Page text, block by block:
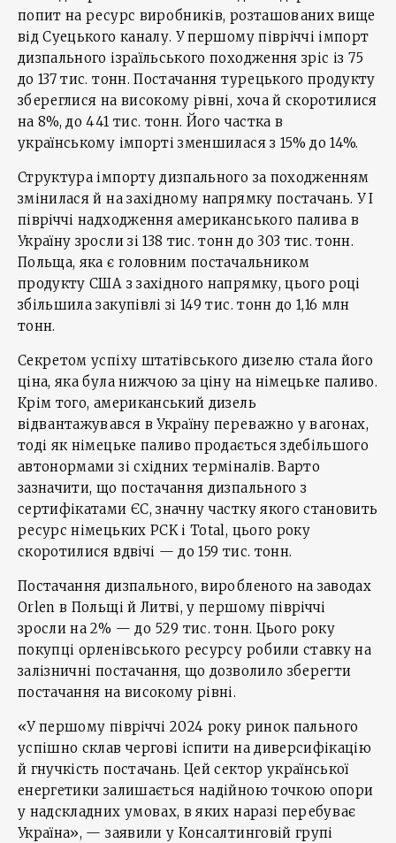
попит на ресурс виробників, розташованих вище
від Суецького каналу. У першому півріччі імпорт
дизпального ізраїльського походження зріс із 75
до 137 тис. тонн. Постачання турецького продукту
збереглися на високому рівні, хоча й скоротилися
на 8%, до 441 тис. тонн. Його частка в
українському імпорті зменшилася з 15% до 14%.
Структура імпорту дизпального за походженням
змінилася й на західному напрямку постачань. У І
півріччі надходження американського палива в
Україну зросли зі 138 тис. тонн до 303 тис. тонн.
Польща, яка є головним постачальником
продукту США з західного напрямку, цього році
збільшила закупівлі зі 149 тис. тонн до 1,16 млн
тонн.
Секретом успіху штатівського дизелю стала його
ціна, яка була нижчою за ціну на німецьке паливо.
Крім того, американський дизель
відвантажувався в Україну переважно у вагонах,
тоді як німецьке паливо продається здебільшого
автонормами зі східних терміналів. Варто
зазначити, що постачання дизпального з
сертифікатами ЄС, значну частку якого становить
ресурс німецьких PCK і Total, цього року
скоротилися вдвічі — до 159 тис. тонн.
Постачання дизпального, виробленого на заводах
Orlen в Польщі й Литві, у першому півріччі
зросли на 2% — до 529 тис. тонн. Цього року
покупці орленівського ресурсу робили ставку на
залізничні постачання, що дозволило зберегти
постачання на високому рівні.
«У першому півріччі 2024 року ринок пального
успішно склав чергові іспити на диверсифікацію
й гнучкість постачань. Цей сектор української
енергетики залишається надійною точкою опори
у надскладних умовах, в яких наразі перебуває
Україна», — заявили у Консалтинговій групі